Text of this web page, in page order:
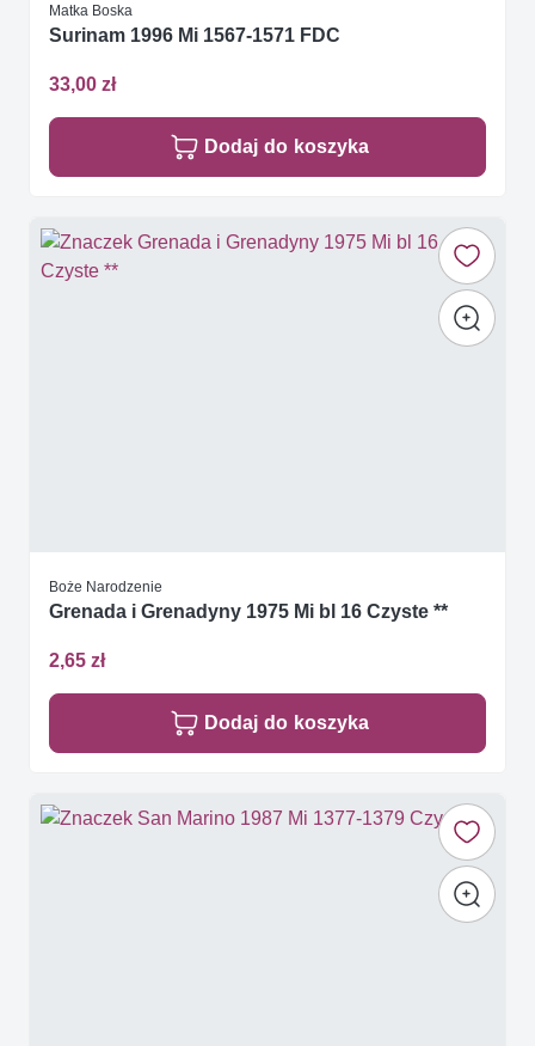
Matka Boska
Surinam 1996 Mi 1567-1571 FDC
33,00 zł
Dodaj do koszyka
Boże Narodzenie
Grenada i Grenadyny 1975 Mi bl 16 Czyste **
2,65 zł
Dodaj do koszyka